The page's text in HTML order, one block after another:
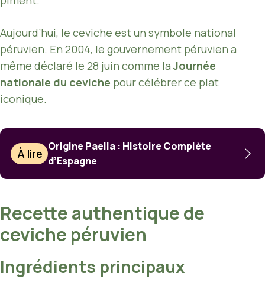
Aujourd’hui, le ceviche est un symbole national
péruvien. En 2004, le gouvernement péruvien a
même déclaré le 28 juin comme laJournée
nationale du ceviche pour célébrer ce plat
iconique.
À lire
Origine Paella : Histoire Complète
d’Espagne
Recette authentique de
ceviche péruvien
Ingrédients principaux